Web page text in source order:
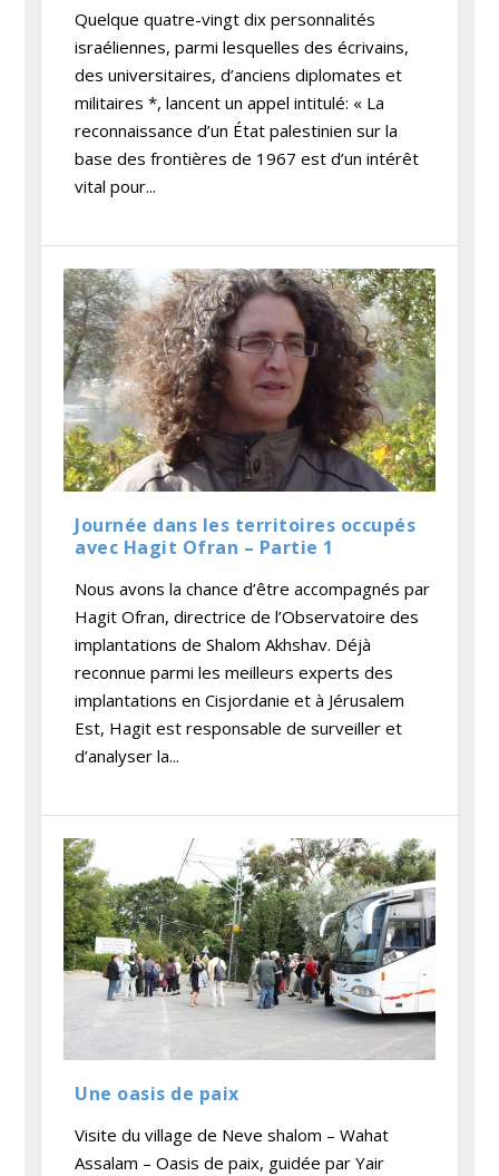
Quelque quatre-vingt dix personnalités
israéliennes, parmi lesquelles des écrivains,
des universitaires, d’anciens diplomates et
militaires *, lancent un appel intitulé: « La
reconnaissance d’un État palestinien sur la
base des frontières de 1967 est d’un intérêt
vital pour...
Journée dans les territoires occupés
avec Hagit Ofran – Partie 1
Nous avons la chance d’être accompagnés par
Hagit Ofran, directrice de l’Observatoire des
implantations de Shalom Akhshav. Déjà
reconnue parmi les meilleurs experts des
implantations en Cisjordanie et à Jérusalem
Est, Hagit est responsable de surveiller et
d’analyser la...
Une oasis de paix
Visite du village de Neve shalom – Wahat
Assalam – Oasis de paix, guidée par Yair